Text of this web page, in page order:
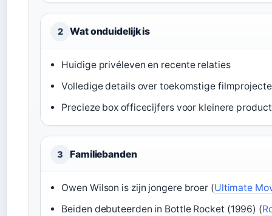
2 Wat onduidelijk is
Huidige privéleven en recente relaties
Volledige details over toekomstige
Precieze box officecijfers voor kleinere
3 Familiebanden
Owen Wilson is zijn jongere broer (Ultimate
Beiden debuteerden in Bottle Rocket (1996) (